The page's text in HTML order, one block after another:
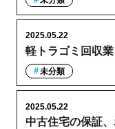
軽トラゴミ回収
2025.05.22
未分類
中古住宅の保証
2025.05.22